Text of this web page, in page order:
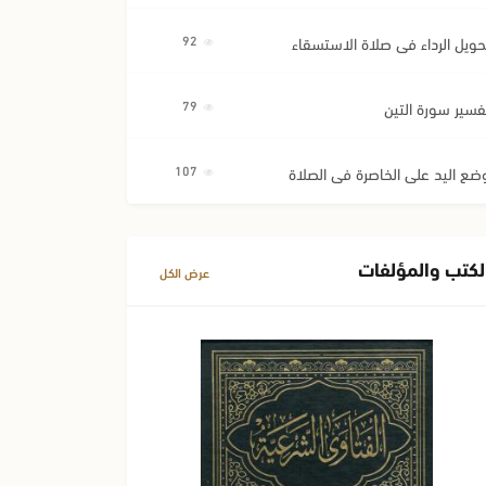
الرداء في صلاة الاستسقاء
سورة التين
اليد على الخاصرة في الصلاة
والمؤلفات عرض الكل